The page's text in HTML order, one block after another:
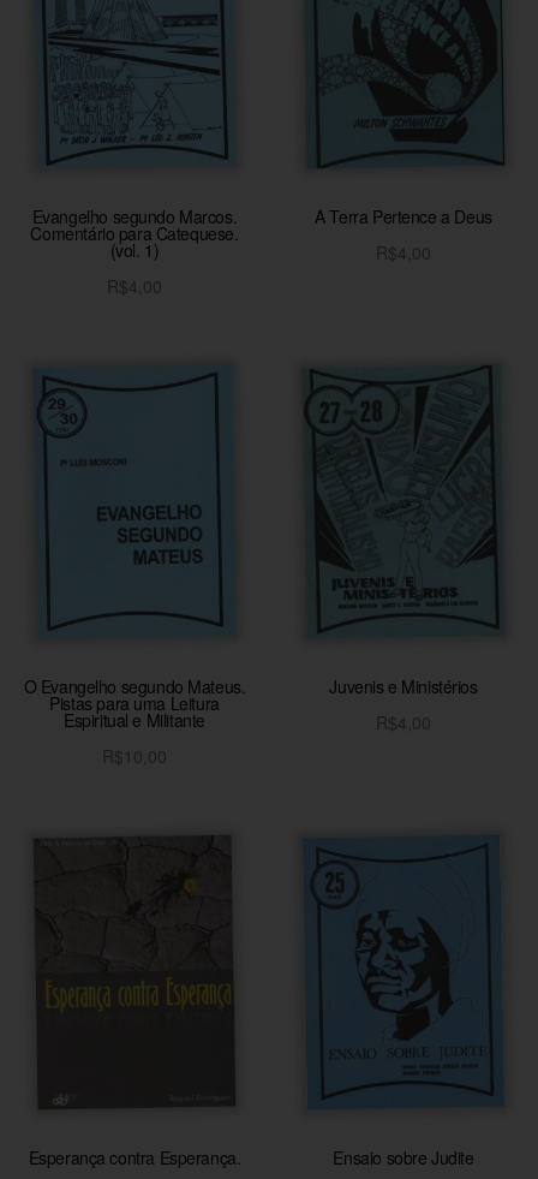
Evangelho segundo Marcos.
Comentário para Catequese.
(vol. 1)
R$4,00
A Terra Pertence a Deus
R$4,00
O Evangelho segundo Mateus.
Pistas para uma Leitura
Espiritual e Militante
R$ 10,00
Juvenis e Ministérios
R$4,00
Esperança contra Esperança.
Ensaio sobre Judite